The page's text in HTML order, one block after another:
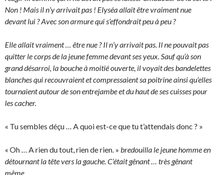
Non ! Mais il n’y arrivait pas ! Elyséa allait être vraiment nue
devant lui ? Avec son armure qui s’effondrait peu à peu ?
Elle allait vraiment … être nue ? Il n’y arrivait pas. Il ne pouvait pas
quitter le corps de la jeune femme devant ses yeux. Sauf qu’à son
grand désarroi, la bouche à moitié ouverte, il voyait des bandelettes
blanches qui recouvraient et compressaient sa poitrine ainsi qu’elles
tournaient autour de son entrejambe et du haut de ses cuisses pour
les cacher.
« Tu sembles déçu … A quoi est-ce que tu t’attendais donc ? »
« Oh … A rien du tout, rien de rien. » bredouilla le jeune homme en
détournant la tête vers la gauche. C’était gênant … très gênant
même.